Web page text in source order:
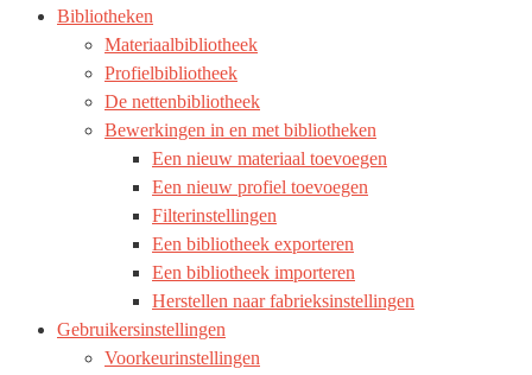
Bibliotheken
Materiaalbibliotheek
Profielbibliotheek
De nettenbibliotheek
Bewerkingen in en met bibliotheken
Een nieuw materiaal toevoegen
Een nieuw profiel toevoegen
Filterinstellingen
Een bibliotheek exporteren
Een bibliotheek importeren
Herstellen naar fabrieksinstellingen
Gebruikersinstellingen
Voorkeurinstellingen